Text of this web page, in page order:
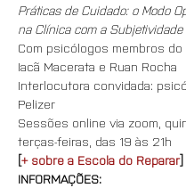
Práticas de Cuidado: o Modo
na Clínica com a Subjetividade
Com psicólogos membros do
Iacã Macerata e Ruan Rocha
Interlocutora convidada:
Pelizer
Sessões online via zoom,
terças-feiras, das 19 às 21h
[+ sobre a Escola do Reparar]
INFORMAÇÕES: